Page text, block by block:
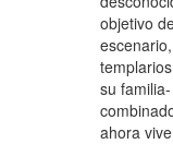
objetivo
su
ahora